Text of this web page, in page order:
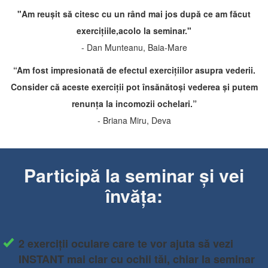
"Am reușit să citesc cu un rând mai jos după ce am făcut
exercițiile,acolo la seminar."
- Dan Munteanu, Baia-Mare
“Am fost impresionată de efectul exercițiilor asupra vederii.
Consider că aceste exerciții pot însănătoși vederea și putem
renunța la incomozii ochelari.”
- Briana Miru, Deva
Participă la seminar și vei
învăța:
​2 exerciții oculare care te vor ajuta să vezi
INSTANT mai clar cu ochii tăi, chiar la seminar